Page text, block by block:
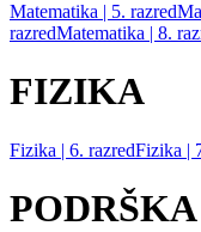
Matematika | 5. razred
razredMatematika | 8.
FIZIKA
Fizika | 6. razredFizika |
PODRŠKA